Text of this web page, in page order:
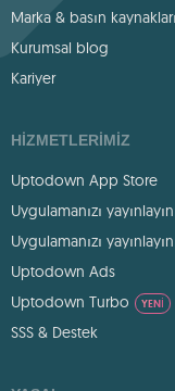
Marka & basın kaynakları
Kurumsal blog
Kariyer
HIZMETLERIMIZ
Uptodown App Store
Uygulamanızı yayınlayın
Uygulamanızı yayınlayın
Uptodown Ads
Uptodown Turbo
YENI
SSS & Destek